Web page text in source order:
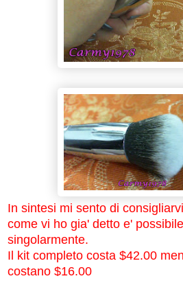
In sintesi mi sento di
come vi ho gia' detto e'
singolarmente.
Il kit completo costa $42.00
costano $16.00